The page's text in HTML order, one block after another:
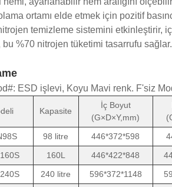
ortamı elde etmek için pozitif
temizleme sistemini etkinleştirir,
bu %70 nitrojen tüketimi tasarrufu sağlar.
ESD işlevi, Koyu Mavi renk. F'siz
Kapasite
İç Boyut
(G×D×Y,mm)
98 litre 446*372*598
160L 446*422*848
240 litre 596*372*1148